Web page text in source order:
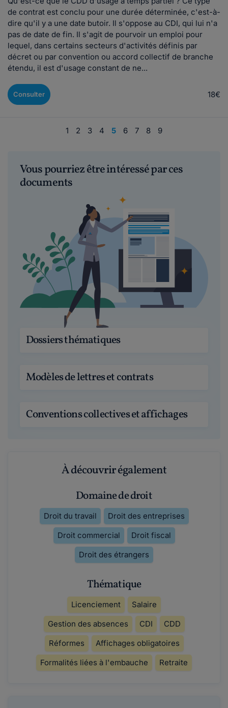
de contrat est conclu pour une durée déterminée, c'est-à-
dire qu'il y a une date butoir. Il s'oppose au CDI, qui lui n'a
pas de date de fin. Il s'agit de pourvoir un emploi pour
lequel, dans certains secteurs d'activités définis par
décret ou par convention ou accord collectif de branche
étendu, il est d'usage constant de ne...
Consulter 18€
1 2 3 4 5 6 7 8 9
Vous pourriez être intéressé par ces
documents
Dossiers thématiques
Modèles de lettres et contrats
Conventions collectives et affichages
À découvrir également
Domaine de droit
Droit du travail
Droit des entreprises
Droit commercial
Droit fiscal
Droit des étrangers
Thématique
Licenciement
Salaire
Gestion des absences
CDI
CDD
Réformes
Affichages obligatoires
Formalités liées à l'embauche
Retraite